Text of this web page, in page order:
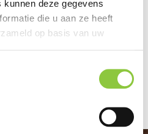
deze gegevens
die u aan ze heeft
op basis van uw
s in Noord-
Brabant